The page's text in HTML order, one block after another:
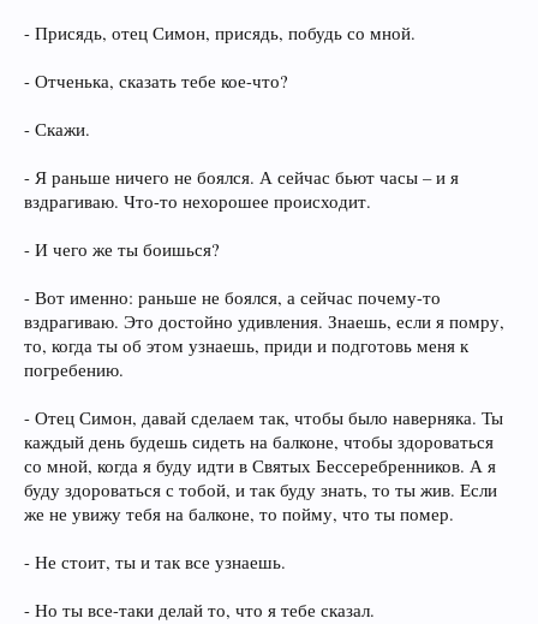
- Присядь, отец Симон, присядь, побудь со мной.
- Отченька, сказать тебе кое-что?
- Скажи.
- Я раньше ничего не боялся. А сейчас бьют часы – и я
вздрагиваю. Что-то нехорошее происходит.
- И чего же ты боишься?
- Вот именно: раньше не боялся, а сейчас почему-то
вздрагиваю. Это достойно удивления. Знаешь, если я помру,
то, когда ты об этом узнаешь, приди и подготовь меня к
погребению.
- Отец Симон, давай сделаем так, чтобы было наверняка. Ты
каждый день будешь сидеть на балконе, чтобы здороваться
со мной, когда я буду идти в Святых Бессеребренников. А я
буду здороваться с тобой, и так буду знать, то ты жив. Если
же не увижу тебя на балконе, то пойму, что ты помер.
- Не стоит, ты и так все узнаешь.
- Но ты все-таки делай то, что я тебе сказал.